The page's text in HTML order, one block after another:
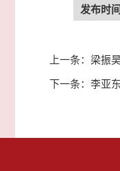
发布时间
上一条： 梁振
下一条： 李亚东